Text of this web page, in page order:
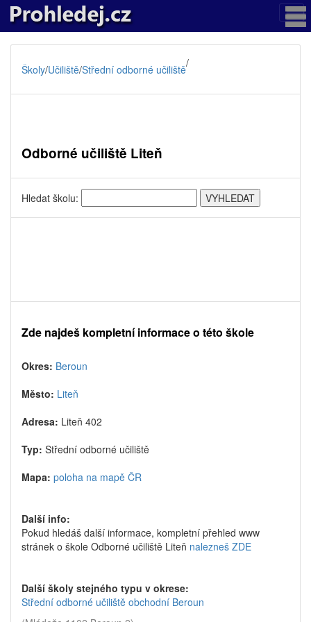
Školy/Učiliště/Střední odborné učiliště/
Odborné učiliště Liteň
Hledat školu:
Zde najdeš kompletní informace o této škole
Okres: Beroun
Město: Liteň
Adresa: Liteň 402
Typ: Střední odborné učiliště
Mapa: poloha na mapě ČR
Další info:
Pokud hledáš další informace, kompletní přehled www
stránek o škole Odborné učiliště Liteň nalezneš ZDE
Další školy stejného typu v okrese:
Střední odborné učiliště obchodní Beroun